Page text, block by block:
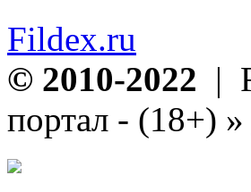
Fildex.ru
© 2010-2022 |
портал - (18+) »